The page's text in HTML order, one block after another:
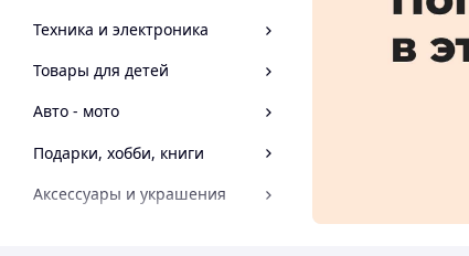
Техника и электроника
Товары для детей
Авто - мото
Подарки, хобби, книги
Аксессуары и украшения